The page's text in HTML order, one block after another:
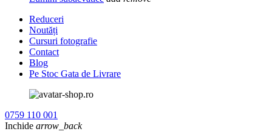
Reduceri
Noutăți
Cursuri fotografie
Contact
Blog
Pe Stoc Gata de Livrare
0759 110 001
Inchide arrow_back